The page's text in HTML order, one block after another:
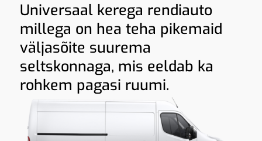
Universaal kerega rendiauto
millega on hea teha pikemaid
väljasõite suurema
seltskonnaga, mis eeldab ka
rohkem pagasi ruumi.